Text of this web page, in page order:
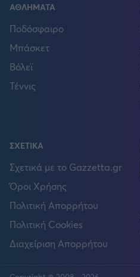
ΑΘΛΗΜΑΤΑ
Ποδόσφαιρο
Μπάσκετ
Βόλεϊ
Τέννις
ΣΧΕΤΙΚΑ
Σχετικά με το Gazzetta.gr
Όροι Χρήσης
Πολιτική Απορρήτου
Πολιτική Cookies
Διαχείριση Απορρήτου